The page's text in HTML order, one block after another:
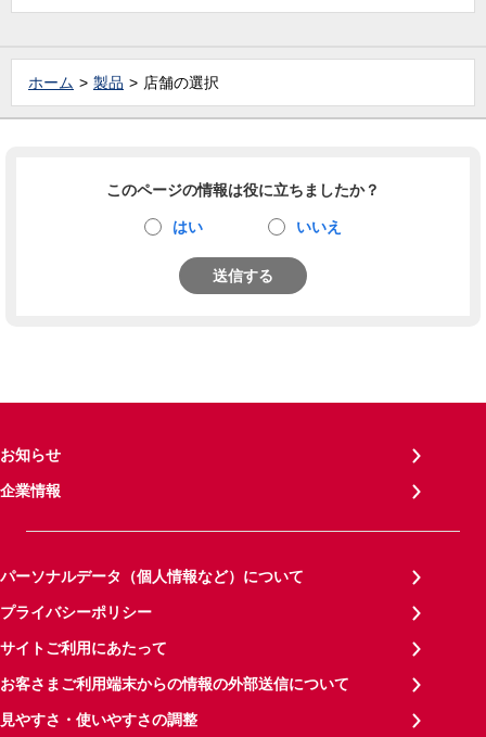
ホーム 製品 店舗の選択
このページの情報は役に立ちましたか？
はい いいえ
送信する
お知らせ
企業情報
パーソナルデータ（個人情報など）について
プライバシーポリシー
サイトご利用にあたって
お客さまご利用端末からの情報の外部送信について
見やすさ・使いやすさの調整